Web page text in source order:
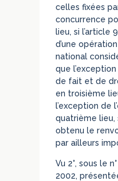
celles fixées
concurrence
lieu, si l’article
d’une
national
que
de fait et de
en troisième
l’exception de
quatrième
obtenu le
par ailleurs
Vu 2°, sous le
2002,